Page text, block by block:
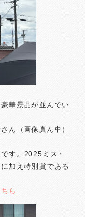
華景品が並んでい
さん（画像真ん中）
す。2025ミス・
加え特別賞である
ら